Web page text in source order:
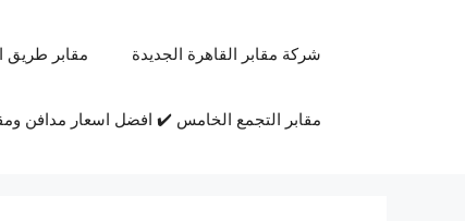
شركة مقابر القاهرة الجديدة مقابر طريق
مقابر التجمع الخامس ✔️ افضل اسعار مدافن